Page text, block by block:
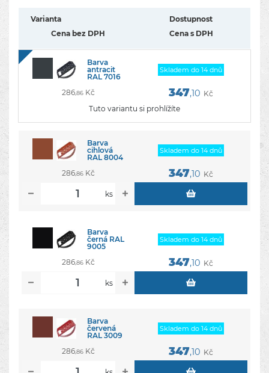
Varianta
Dostupnost
Cena bez DPH
Cena s DPH
Barva
antracit
RAL 7016
Skladem do 14 dnů
286,86Kč 347,10 Kč
Tuto variantu si prohlížíte
Barva
cihlová
RAL 8004
Skladem do 14 dnů
286,86Kč 347,10 Kč
ks
Barva
černá RAL
9005
Skladem do 14 dnů
286,86Kč 347,10 Kč
ks
Barva
červená
RAL 3009
Skladem do 14 dnů
286,86Kč 347,10 Kč